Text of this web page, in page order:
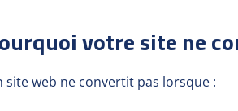
votre site ne
site web ne convertit pas lorsque :